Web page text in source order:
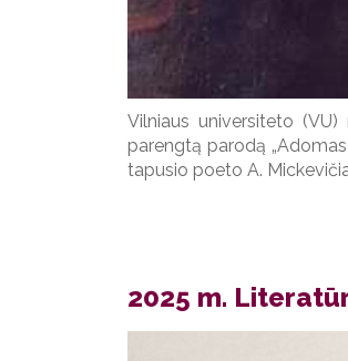
Vilniaus universiteto
parengtą parodą
tapusio poeto A.
2025 m.